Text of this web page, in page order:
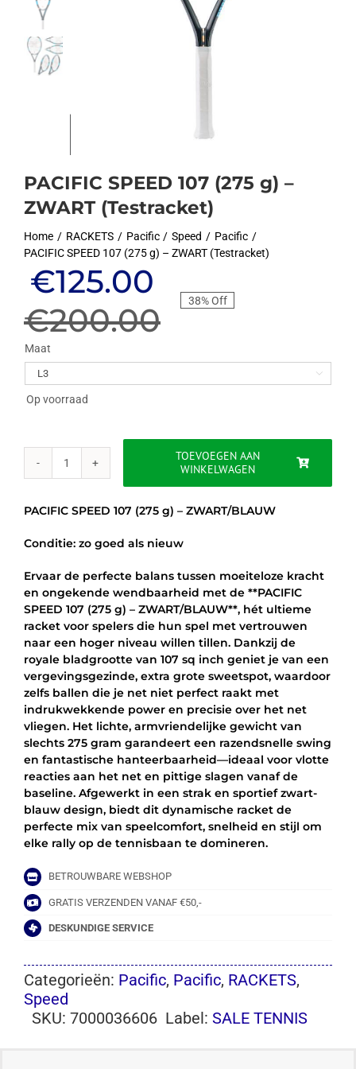
PACIFIC SPEED 107 (275 g) –
ZWART (Testracket)
Home RACKETS Pacific Speed
Pacific
PACIFIC SPEED 107 (275 g) – ZWART (Testracket)
€200.00
Oorspronkelijke
prijs
was:
€200.00.
€125.00
Huidige
prijs
is:
€125.00.
38% Off
Maat

Op voorraad
PACIFIC
ZWART
(Testracket)
aantal
TOEVOEGEN AAN
WINKELWAGEN
PACIFIC SPEED 107 (275 g) – ZWART/BLAUW
Conditie: zo goed als nieuw
Ervaar de perfecte balans tussen moeiteloze kracht
en ongekende wendbaarheid met de **PACIFIC
SPEED 107 (275 g) – ZWART/BLAUW**, hét ultieme
racket voor spelers die hun spel met vertrouwen
naar een hoger niveau willen tillen. Dankzij de
royale bladgrootte van 107 sq inch geniet je van een
vergevingsgezinde, extra grote sweetspot, waardoor
zelfs ballen die je net niet perfect raakt met
indrukwekkende power en precisie over het net
vliegen. Het lichte, armvriendelijke gewicht van
slechts 275 gram garandeert een razendsnelle swing
en fantastische hanteerbaarheid—ideaal voor vlotte
reacties aan het net en pittige slagen vanaf de
baseline. Afgewerkt in een strak en sportief zwart-
blauw design, biedt dit dynamische racket de
perfecte mix van speelcomfort, snelheid en stijl om
elke rally op de tennisbaan te domineren.
BETROUWBARE WEBSHOP
GRATIS VERZENDEN VANAF €50,-
DESKUNDIGE SERVICE
Categorieën: Pacific, Pacific, RACKETS,
Speed
SKU: 7000036606 Label: SALE TENNIS